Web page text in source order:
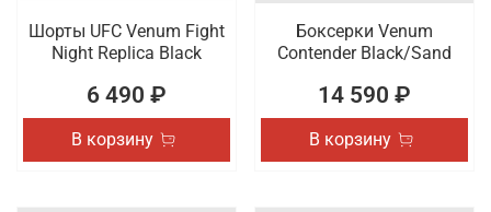
Шорты UFC Venum Fight
Night Replica Black
6 490 ₽
В корзину
Боксерки Venum
Contender Black/Sand
14 590 ₽
В корзину